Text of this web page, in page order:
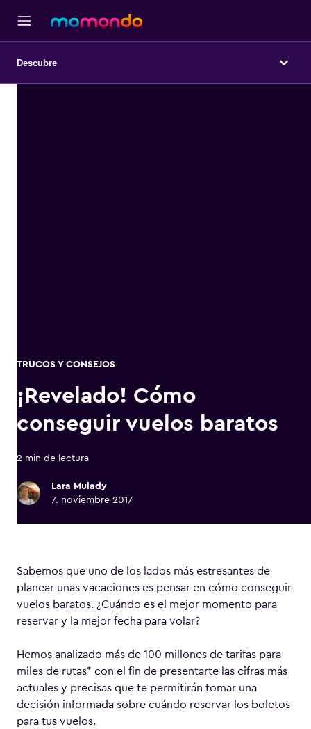
Descubre
TRUCOS Y CONSEJOS
¡Revelado! Cómo
conseguir vuelos baratos
2 min de lectura
Lara Mulady
7. noviembre 2017
Sabemos que uno de los lados más estresantes de
planear unas vacaciones es pensar en cómo conseguir
vuelos baratos. ¿Cuándo es el mejor momento para
reservar y la mejor fecha para volar?
Hemos analizado más de 100 millones de tarifas para
miles de rutas* con el fin de presentarte las cifras más
actuales y precisas que te permitirán tomar una
decisión informada sobre cuándo reservar los boletos
para tus vuelos.